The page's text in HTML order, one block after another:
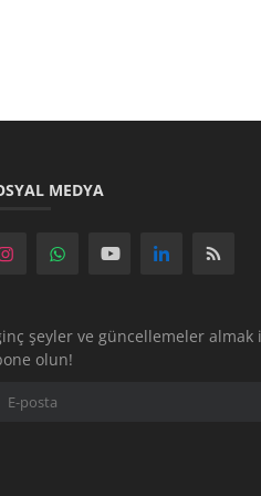
MEDYA
şeyler ve güncellemeler almak
olun!